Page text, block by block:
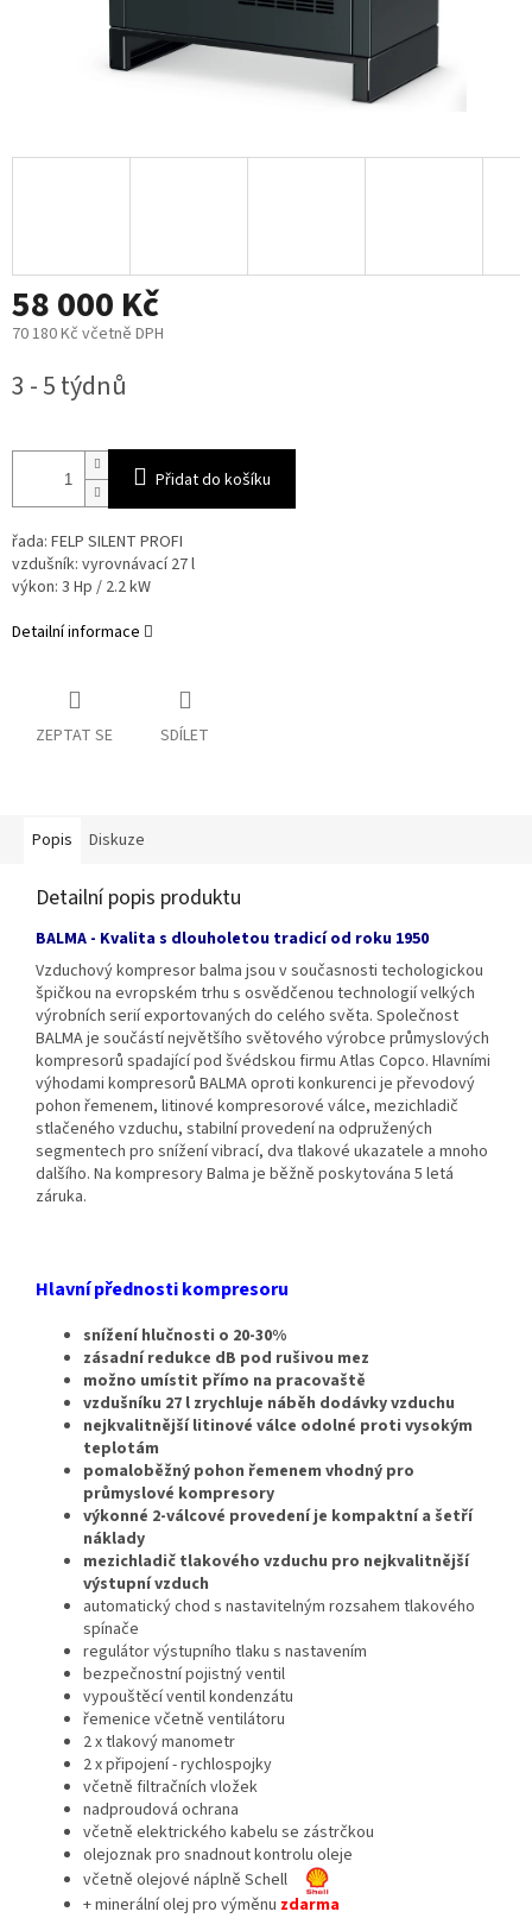
58 000 Kč
70 180 Kč včetně DPH
cena:
3 - 5 týdnů
Přidat do košíku
řada: FELP SILENT PROFI
vzdušník: vyrovnávací 27 l
výkon: 3 Hp / 2.2 kW
Detailní informace
ZEPTAT SE SDÍLET
Popis Diskuze
Detailní popis produktu
BALMA - Kvalita s dlouholetou tradicí od roku 1950
Vzduchový kompresor balma jsou v současnosti techologickou
špičkou na evropském trhu s osvědčenou technologií velkých
výrobních serií exportovaných do celého světa. Společnost
BALMA je součástí největšího světového výrobce průmyslových
kompresorů spadající pod švédskou firmu Atlas Copco. Hlavními
výhodami kompresorů BALMA oproti konkurenci je převodový
pohon řemenem, litinové kompresorové válce, mezichladič
stlačeného vzduchu, stabilní provedení na odpružených
segmentech pro snížení vibrací, dva tlakové ukazatele a mnoho
dalšího. Na kompresory Balma je běžně poskytována 5 letá
záruka.
Hlavní přednosti kompresoru
snížení hlučnosti o 20-30%
zásadní redukce dB pod rušivou mez
možno umístit přímo na pracovaště
vzdušníku 27 l zrychluje náběh dodávky vzduchu
nejkvalitnější litinové válce odolné proti vysokým
teplotám
pomaloběžný pohon řemenem vhodný pro
průmyslové kompresory
výkonné 2-válcové provedení je kompaktní a šetří
náklady
mezichladič tlakového vzduchu pro nejkvalitnější
výstupní vzduch
automatický chod s nastavitelným rozsahem tlakového
spínače
regulátor výstupního tlaku s nastavením
bezpečnostní pojistný ventil
vypouštěcí ventil kondenzátu
řemenice včetně ventilátoru
2 x tlakový manometr
2 x připojení - rychlospojky
včetně filtračních vložek
nadproudová ochrana
včetně elektrického kabelu se zástrčkou
olejoznak pro snadnout kontrolu oleje
včetně olejové náplně Schell
+ minerální olej pro výměnu zdarma